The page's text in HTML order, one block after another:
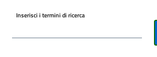
Inserisci i termini di ricerca